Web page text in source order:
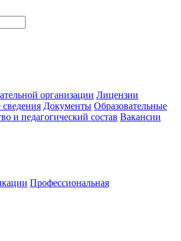
организации Лицензии
Документы Образовательные
и педагогический состав Вакансии
Профессиональная